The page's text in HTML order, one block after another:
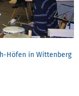
Höfen in Wittenberg